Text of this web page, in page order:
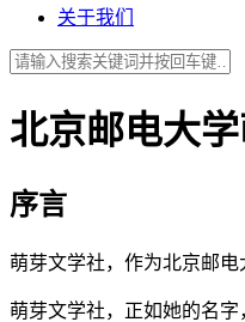
关于我们
北京邮电大
序言
萌芽文学社，作为北京邮
萌芽文学社，正如她的名